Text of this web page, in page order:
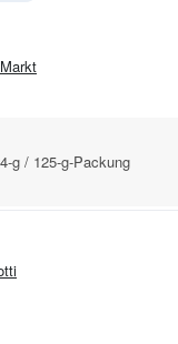
g / 125-g-Packung